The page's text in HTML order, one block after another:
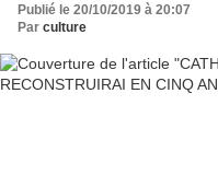
Publié le 20/10/2019 à 20:07
Par culture